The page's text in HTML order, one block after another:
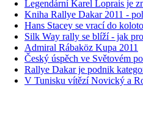
Legendární Karel Loprais je
Kniha Rallye Dakar 2011 -
Hans Stacey se vrací do
Silk Way rally se blíží - jak
Admiral Rábaköz Kupa 2011
Český úspěch ve Světovém
Rallye Dakar je podnik
V Tunisku vítězí Novický a